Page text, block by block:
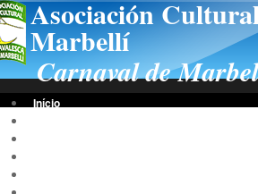
Asociación
Marbellí
Carnaval de
Início